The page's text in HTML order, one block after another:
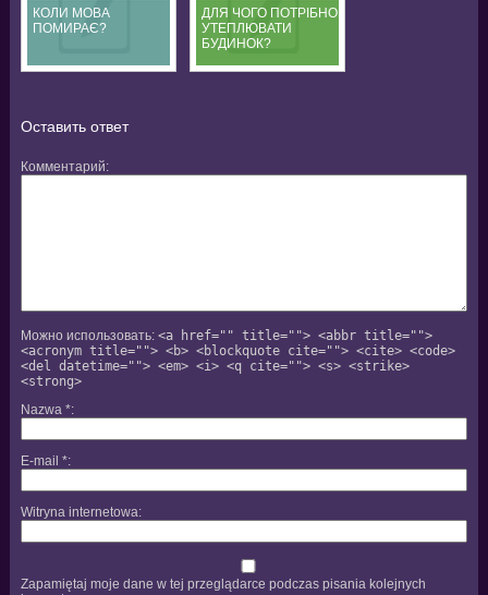
КОЛИ МОВА
ПОМИРАЄ?
ДЛЯ ЧОГО ПОТРІБНО
УТЕПЛЮВАТИ
БУДИНОК?
Оставить ответ
Комментарий
Можно использовать: <a href="" title=""> <abbr title="">
<acronym title=""> <b> <blockquote cite=""> <cite> <code>
<del datetime=""> <em> <i> <q cite=""> <s> <strike>
<strong>
Nazwa *
E-mail *
Witryna internetowa
Zapamiętaj moje dane w tej przeglądarce podczas pisania kolejnych